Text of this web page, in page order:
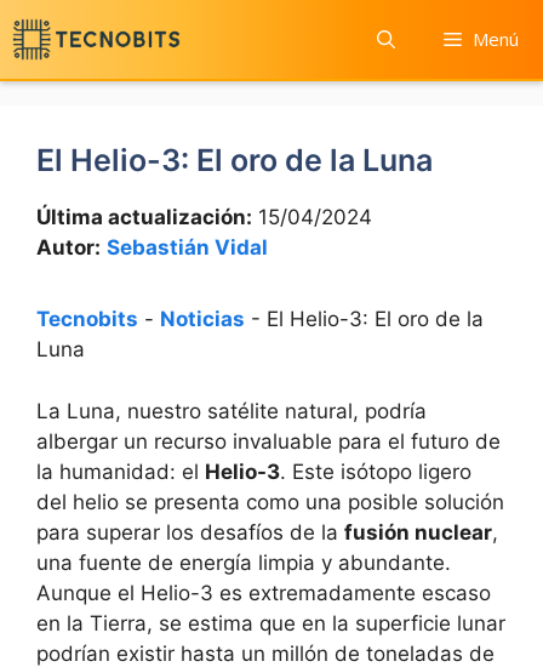
Saltar
al
contenido
Menú
El Helio-3: El oro de la Luna
Última actualización: 15/04/2024
Autor: Sebastián Vidal
Tecnobits - Noticias - El Helio-3: El oro de la
Luna
La Luna, nuestro satélite natural, podría
albergar un recurso invaluable para el futuro de
la humanidad: el Helio-3. Este isótopo ligero
del helio se presenta como una posible solución
para superar los desafíos de la fusión nuclear,
una fuente de energía limpia y abundante.
Aunque el Helio-3 es extremadamente escaso
en la Tierra, se estima que en la superficie lunar
podrían existir hasta un millón de toneladas de